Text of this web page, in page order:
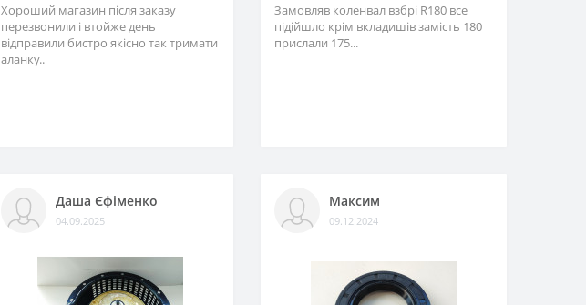
Хороший магазин після заказу
перезвонили і втойже день
відправили бистро якісно так тримати
аланку..
Замовляв коленвал взбрі R180 все
підійшло крім вкладишів замість 180
прислали 175...
Даша Єфіменко
04.09.2025
Максим
09.12.2024